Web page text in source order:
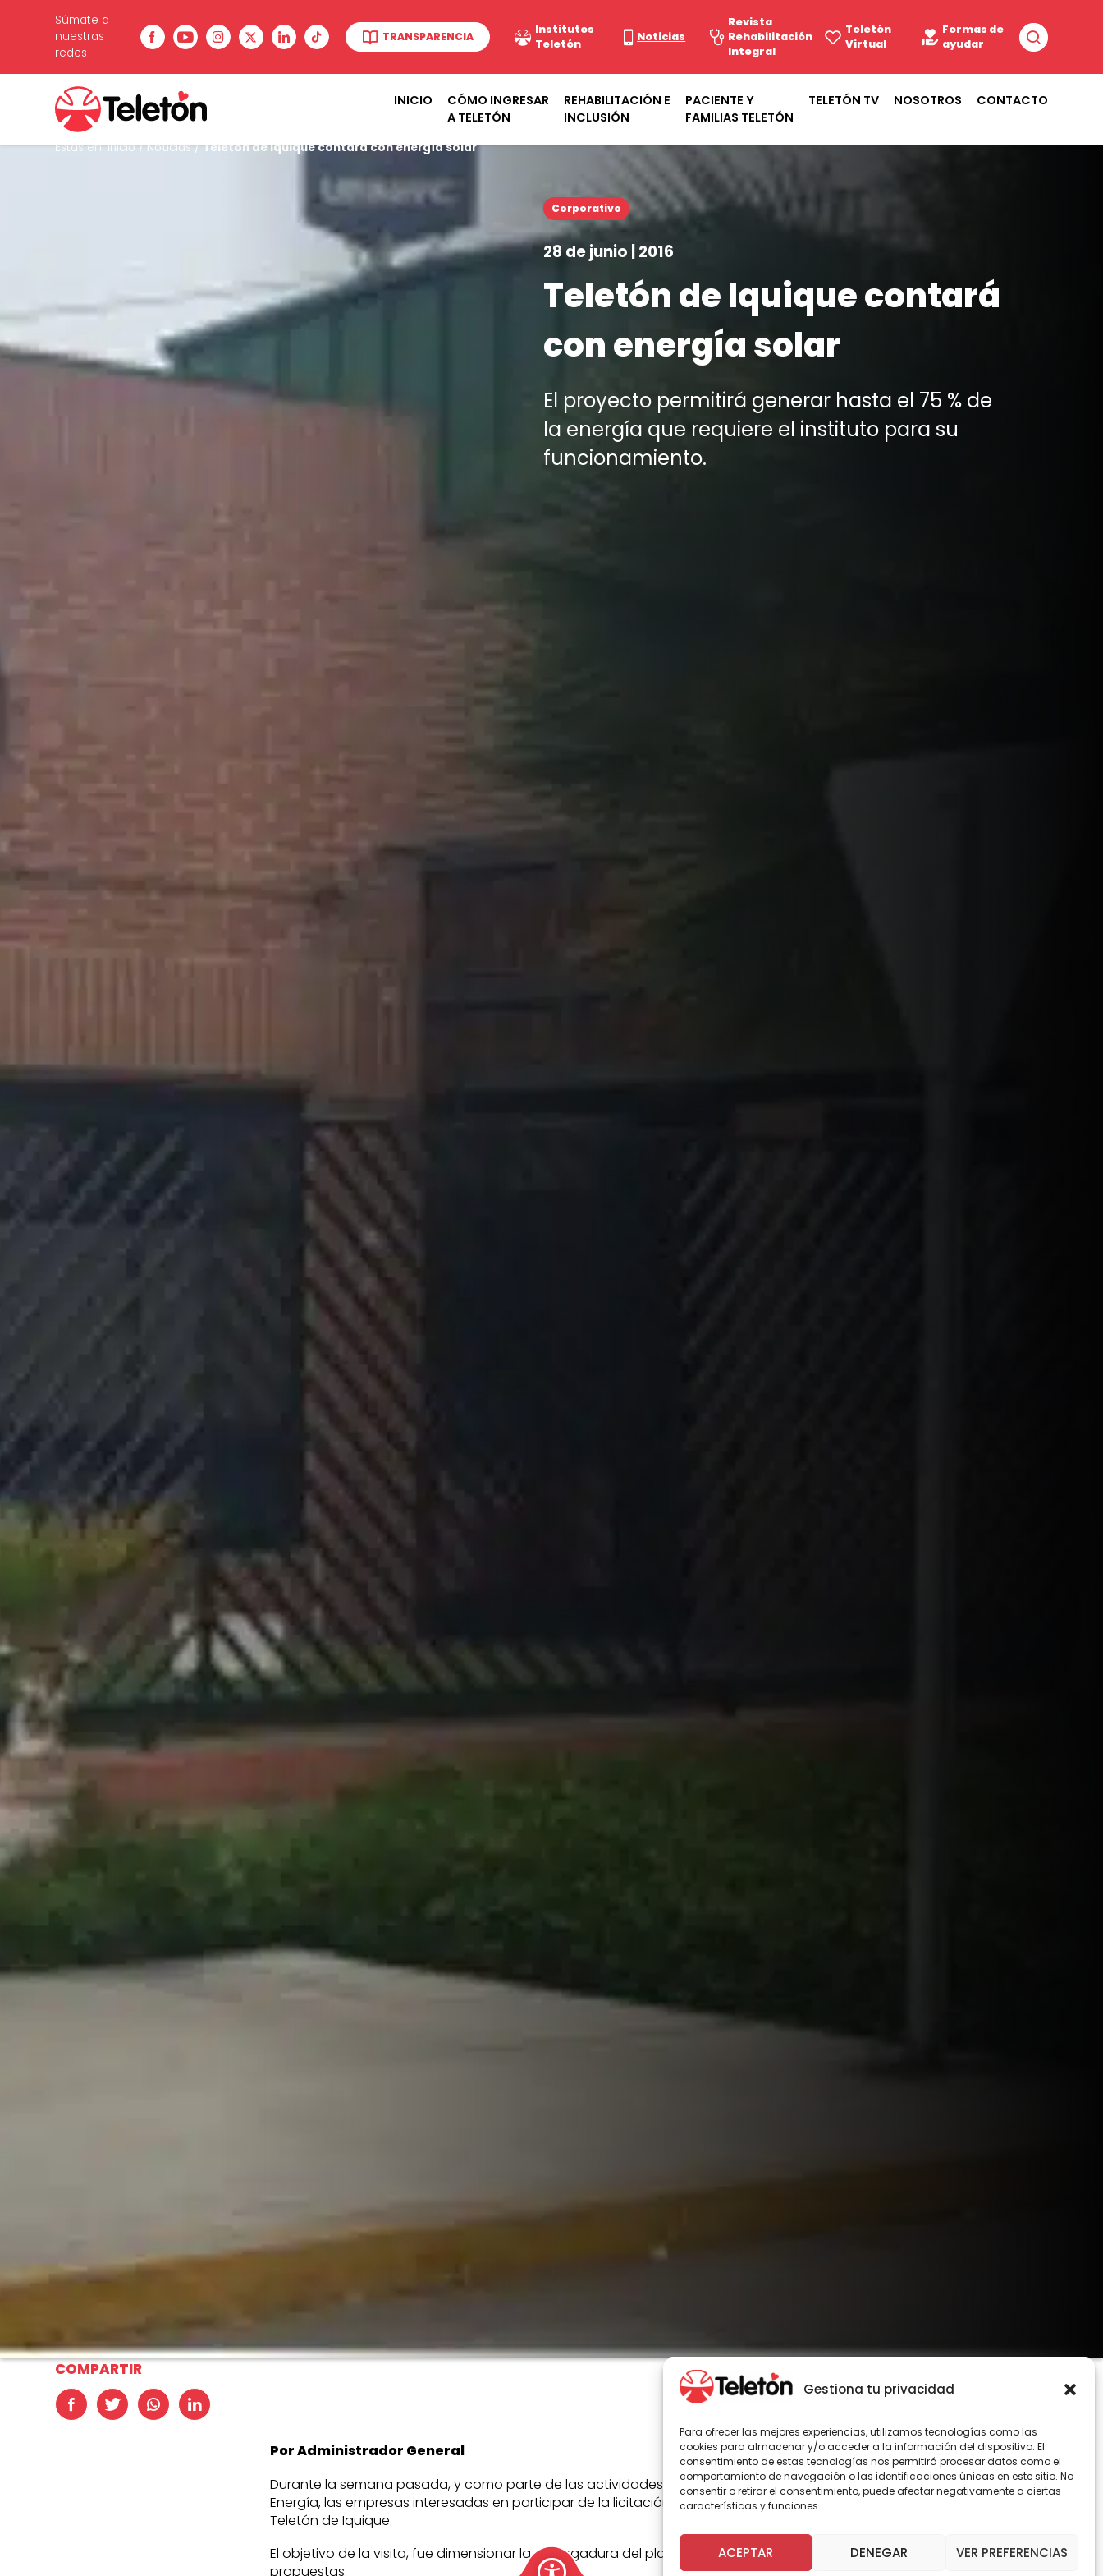
Gestiona tu privacidad
Para ofrecer las mejores experiencias, utilizamos tecnologías como las
cookies para almacenar y/o acceder a la información del dispositivo. El
consentimiento de estas tecnologías nos permitirá procesar datos como el
comportamiento de navegación o las identificaciones únicas en este sitio. No
consentir o retirar el consentimiento, puede afectar negativamente a ciertas
características y funciones.
ACEPTAR DENEGAR VER PREFERENCIAS
Súmate a
nuestras
redes
TRANSPARENCIA
Institutos
Teletón
Noticias
Revista
Rehabilitación
Integral
Teletón
Virtual
Formas de
ayudar
INICIO
CÓMO INGRESAR
A TELETÓN
REHABILITACIÓN E
INCLUSIÓN
PACIENTE Y
FAMILIAS TELETÓN
TELETÓN TV NOSOTROS CONTACTO
Estás en:Inicio/Noticias/Teletón de Iquique contará con energía solar
Corporativo
28 de junio | 2016
Teletón de Iquique contará
con energía solar
El proyecto permitirá generar hasta el 75 % de
la energía que requiere el instituto para su
funcionamiento.
COMPARTIR
Por Administrador General
Durante la semana pasada, y como parte de las actividades del Programa Techos Solares Públicos, del Ministerio de
Energía, las empresas interesadas en participar de la licitación de este proyecto recorrieron en terreno el edificio
Teletón de Iquique.
El objetivo de la visita, fue dimensionar la envergadura del plan y realizar las consultas técnicas, para trabajar en sus
propuestas.